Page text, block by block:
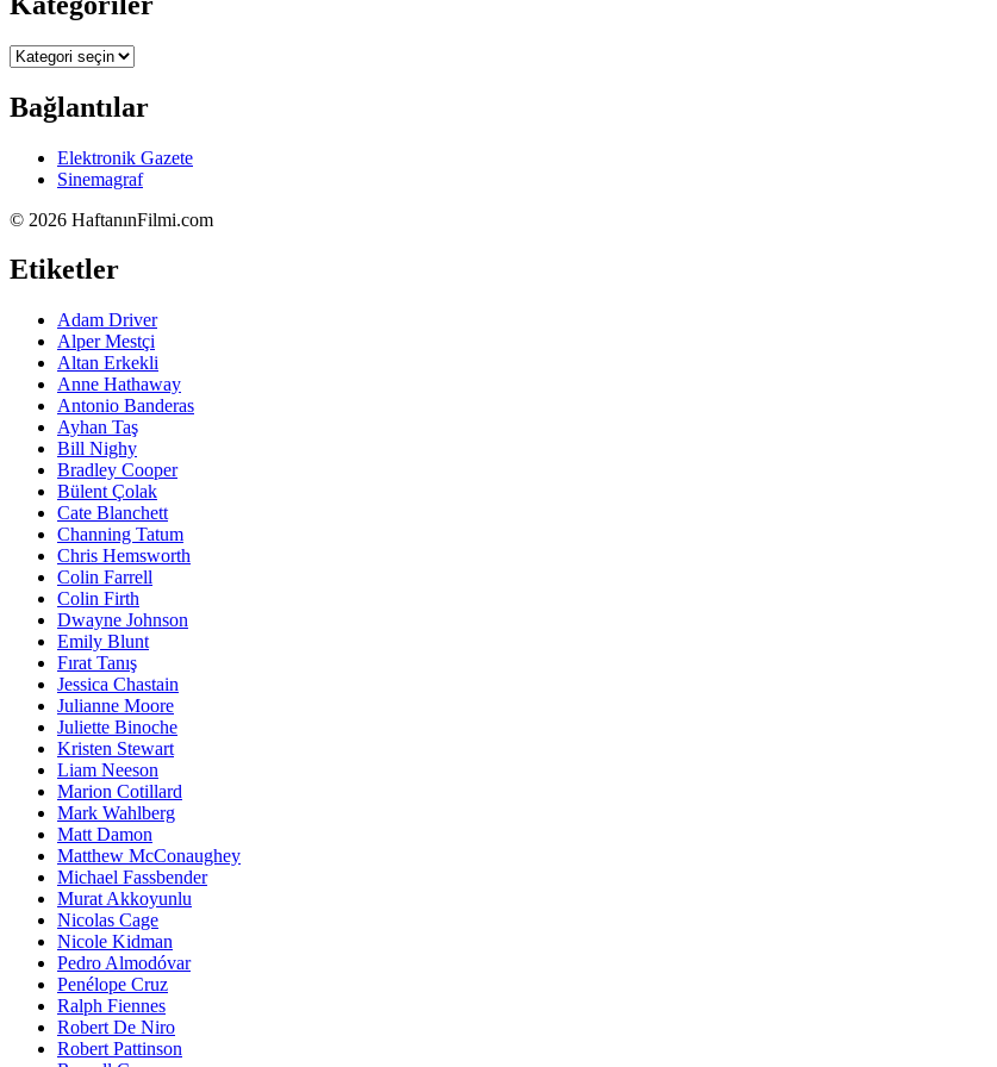
Kategoriler
Bağlantılar
Elektronik Gazete
Sinemagraf
© 2026 HaftanınFilmi.com
Etiketler
Adam Driver
Alper Mestçi
Altan Erkekli
Anne Hathaway
Antonio Banderas
Ayhan Taş
Bill Nighy
Bradley Cooper
Bülent Çolak
Cate Blanchett
Channing Tatum
Chris Hemsworth
Colin Farrell
Colin Firth
Dwayne Johnson
Emily Blunt
Fırat Tanış
Jessica Chastain
Julianne Moore
Juliette Binoche
Kristen Stewart
Liam Neeson
Marion Cotillard
Mark Wahlberg
Matt Damon
Matthew McConaughey
Michael Fassbender
Murat Akkoyunlu
Nicolas Cage
Nicole Kidman
Pedro Almodóvar
Penélope Cruz
Ralph Fiennes
Robert De Niro
Robert Pattinson